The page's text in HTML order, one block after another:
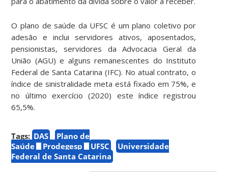
O plano de saúde da UFSC é um plano coletivo por
adesão e inclui servidores ativos, aposentados,
pensionistas, servidores da Advocacia Geral da
União (AGU) e alguns remanescentes do Instituto
Federal de Santa Catarina (IFC). No atual contrato, o
índice de sinistralidade meta está fixado em 75%, e
no último exercício (2020) este índice registrou
65,5%.
Tags: DAS
Plano de
Saúde
Prodegesp UFSC
Universidade
Federal de Santa Catarina